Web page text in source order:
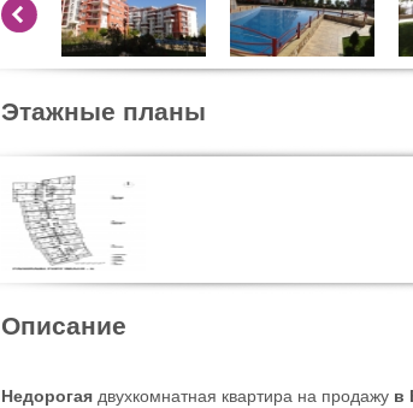
Этажные планы
Описание
Недорогая двухкомнатная квартира на продажу в